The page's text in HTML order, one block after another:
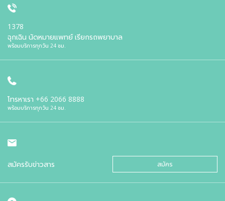
1378
ฉุกเฉิน นัดหมายแพทย์ เรียกรถพยาบาล
พร้อมบริการทุกวัน 24 ชม.
โทรหาเรา +66 2066 8888
พร้อมบริการทุกวัน 24 ชม.
สมัครรับข่าวสาร สมัคร